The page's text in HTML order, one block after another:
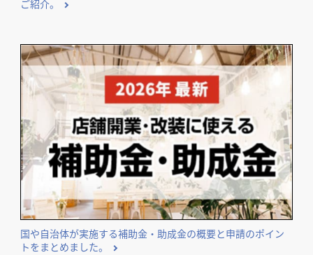
ご紹介。
国や自治体が実施する補助金・助成金の概要と申請のポイン
トをまとめました。